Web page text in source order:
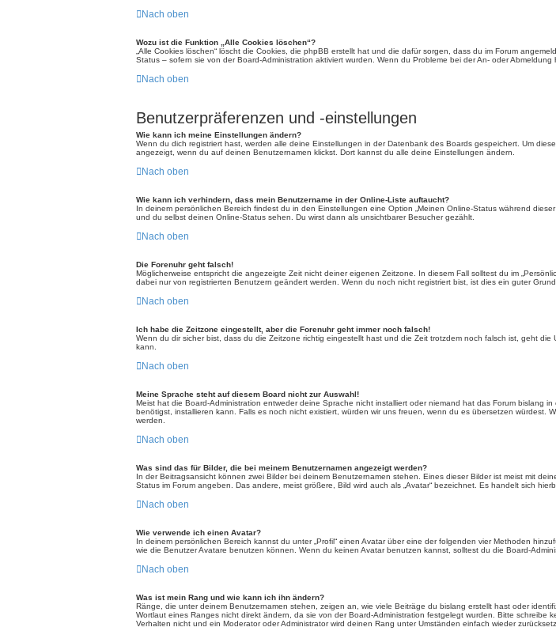
Nach oben
Wozu ist die Funktion „Alle Cookies löschen“?
„Alle Cookies löschen“ löscht die Cookies, die phpBB erstellt hat und die dafür sorgen, dass du im Forum
Status – sofern sie von der Board-Administration aktiviert wurden. Wenn du Probleme bei der An- oder
Nach oben
Benutzerpräferenzen und -einstellungen
Wie kann ich meine Einstellungen ändern?
Wenn du dich registriert hast, werden alle deine Einstellungen in der Datenbank des Boards gespeichert. Um
angezeigt, wenn du auf deinen Benutzernamen klickst. Dort kannst du alle deine Einstellungen ändern.
Nach oben
Wie kann ich verhindern, dass mein Benutzername in der Online-Liste auftaucht?
In deinem persönlichen Bereich findest du in den Einstellungen eine Option „Meinen Online-Status während
und du selbst deinen Online-Status sehen. Du wirst dann als unsichtbarer Besucher gezählt.
Nach oben
Die Forenuhr geht falsch!
Möglicherweise entspricht die angezeigte Zeit nicht deiner eigenen Zeitzone. In diesem Fall solltest du im
dabei nur von registrierten Benutzern geändert werden. Wenn du noch nicht registriert bist, ist dies ein guter
Nach oben
Ich habe die Zeitzone eingestellt, aber die Forenuhr geht immer noch falsch!
Wenn du dir sicher bist, dass du die Zeitzone richtig eingestellt hast und die Zeit trotzdem noch falsch ist, geht
kann.
Nach oben
Meine Sprache steht auf diesem Board nicht zur Auswahl!
Meist hat die Board-Administration entweder deine Sprache nicht installiert oder niemand hat das Forum bislang
benötigst, installieren kann. Falls es noch nicht existiert, würden wir uns freuen, wenn du es übersetzen würdest.
werden.
Nach oben
Was sind das für Bilder, die bei meinem Benutzernamen angezeigt werden?
In der Beitragsansicht können zwei Bilder bei deinem Benutzernamen stehen. Eines dieser Bilder ist meist mit
Status im Forum angeben. Das andere, meist größere, Bild wird auch als „Avatar“ bezeichnet. Es handelt sich
Nach oben
Wie verwende ich einen Avatar?
In deinem persönlichen Bereich kannst du unter „Profil“ einen Avatar über eine der folgenden vier Methoden
wie die Benutzer Avatare benutzen können. Wenn du keinen Avatar benutzen kannst, solltest du die Board-
Nach oben
Was ist mein Rang und wie kann ich ihn ändern?
Ränge, die unter deinem Benutzernamen stehen, zeigen an, wie viele Beiträge du bislang erstellt hast oder
Wortlaut eines Ranges nicht direkt ändern, da sie von der Board-Administration festgelegt wurden. Bitte
Verhalten nicht und ein Moderator oder Administrator wird deinen Rang unter Umständen einfach wieder